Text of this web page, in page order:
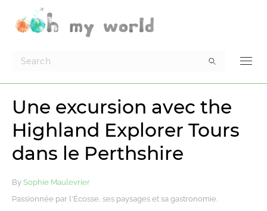
Une excursion avec the
Highland Explorer Tours
dans le Perthshire
By Sophie Maulevrier
Passionnée par l'Écosse, ses paysages et sa gastronomie.